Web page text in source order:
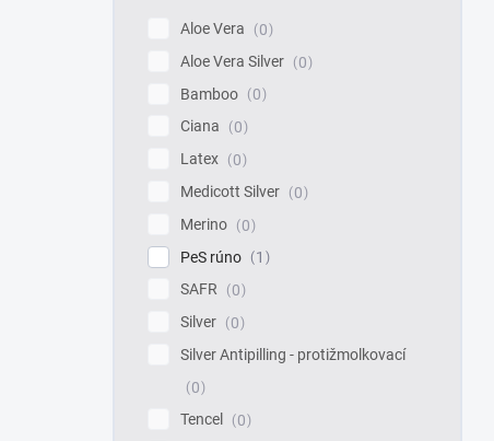
Aloe Vera
0
Aloe Vera Silver
0
Bamboo
0
Ciana
0
Latex
0
Medicott Silver
0
Merino
0
PeS rúno
1
SAFR
0
Silver
0
Silver Antipilling - protižmolkovací
0
Tencel
0